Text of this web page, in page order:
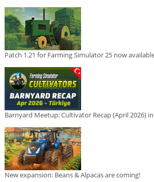
Patch 1.21 for Farming Simulator 25 now
Barnyard Meetup: Cultivator Recap (April 2026)
New expansion: Beans & Alpacas are coming!